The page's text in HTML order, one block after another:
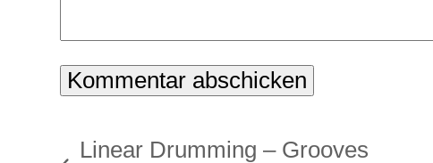
Linear Drumming – Grooves